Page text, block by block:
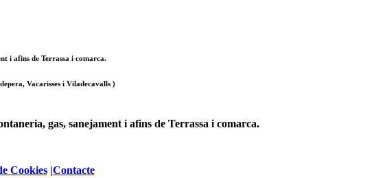
i afins de Terrassa i comarca.
Vacarisses i Viladecavalls )
gas, sanejament i afins de Terrassa i comarca.
Cookies|Contacte